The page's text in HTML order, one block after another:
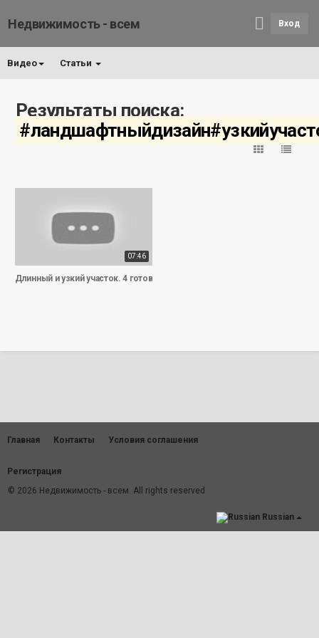
Недвижимость - всем Вход
Видео Статьи
Результаты поиска:
07:46
Длинный и узкий участок. 4 готовых решения.
Главная Контакты Условия соглашения
Регистрация
© 2026 Недвижимость - всем. All rights reserved
Russian